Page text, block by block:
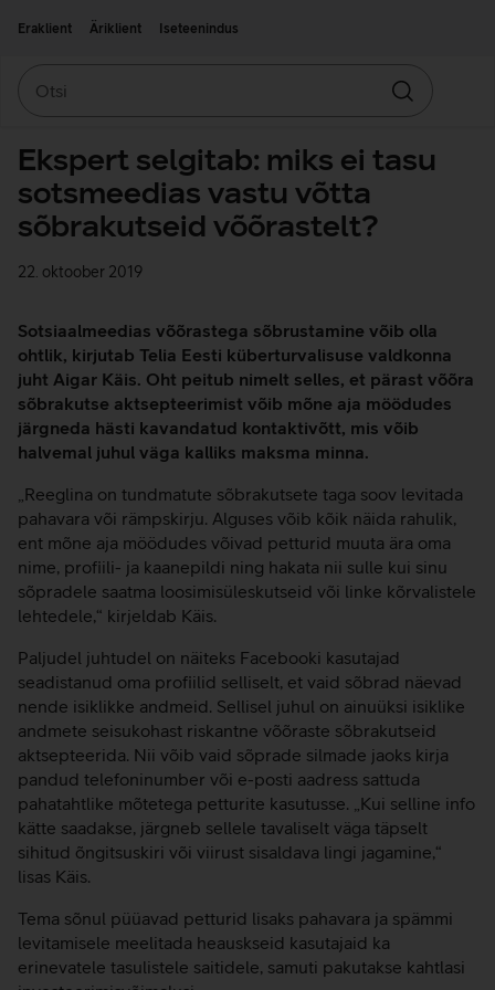
Eraklient
Äriklient Iseteenindus
Otsin
Ekspert selgitab: miks ei tasu
sotsmeedias vastu võtta
sõbrakutseid võõrastelt?
22. oktoober 2019
Sotsiaalmeedias võõrastega sõbrustamine võib olla
ohtlik, kirjutab Telia Eesti küberturvalisuse valdkonna
juht Aigar Käis. Oht peitub nimelt selles, et pärast võõra
sõbrakutse aktsepteerimist võib mõne aja möödudes
järgneda hästi kavandatud kontaktivõtt, mis võib
halvemal juhul väga kalliks maksma minna.
„Reeglina on tundmatute sõbrakutsete taga soov levitada
pahavara või rämpskirju. Alguses võib kõik näida rahulik,
ent mõne aja möödudes võivad petturid muuta ära oma
nime, profiili- ja kaanepildi ning hakata nii sulle kui sinu
sõpradele saatma loosimisüleskutseid või linke kõrvalistele
lehtedele,“ kirjeldab Käis.
Paljudel juhtudel on näiteks Facebooki kasutajad
seadistanud oma profiilid selliselt, et vaid sõbrad näevad
nende isiklikke andmeid. Sellisel juhul on ainuüksi isiklike
andmete seisukohast riskantne võõraste sõbrakutseid
aktsepteerida. Nii võib vaid sõprade silmade jaoks kirja
pandud telefoninumber või e-posti aadress sattuda
pahatahtlike mõtetega petturite kasutusse. „Kui selline info
kätte saadakse, järgneb sellele tavaliselt väga täpselt
sihitud õngitsuskiri või viirust sisaldava lingi jagamine,“
lisas Käis.
Tema sõnul püüavad petturid lisaks pahavara ja spämmi
levitamisele meelitada heauskseid kasutajaid ka
erinevatele tasulistele saitidele, samuti pakutakse kahtlasi